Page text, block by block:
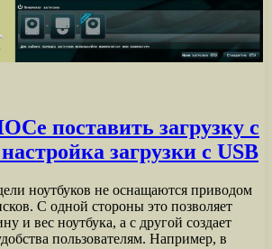
поставить загрузку с
загрузки с USB
ноутбуков не оснащаются приводом
С одной стороны это позволяет
и вес ноутбука, а с другой создает
пользователям. Например, в